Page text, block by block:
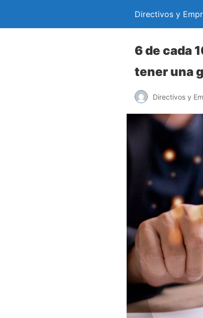
Directivos y
6 de cada
tener una
Directivos y